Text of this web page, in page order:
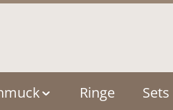
Ringe Sets